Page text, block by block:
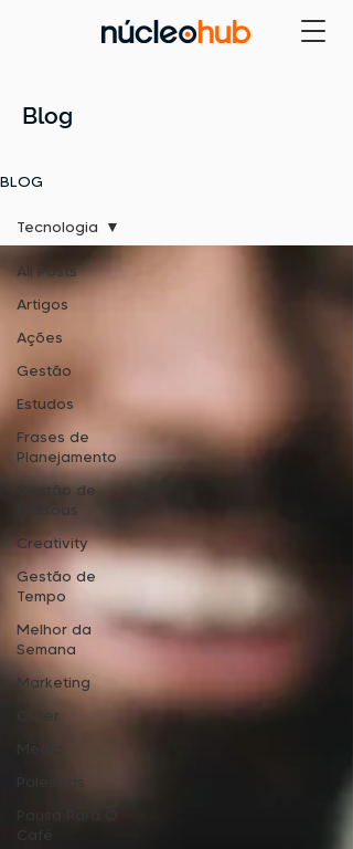
Blog
BLOG
All Posts
Artigos
Ações
Gestão
Estudos
Frases de
Planejamento
Gestão de
Pessoas
Creativity
Gestão de
Tempo
Melhor da
Semana
Marketing
Other
Palestras
Tecnologia